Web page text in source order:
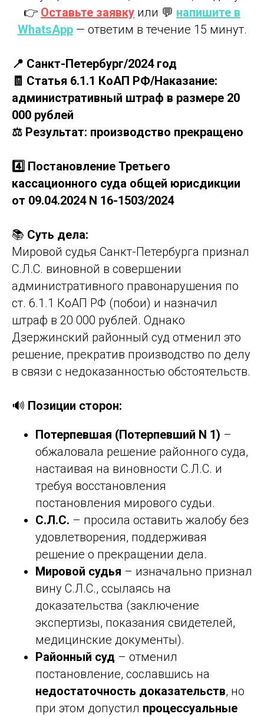
👉 Оставьте заявку или 💬 напишите в
WhatsApp— ответим в течение 15 минут.
📍 Санкт-Петербург/2024 год
🧾 Статья 6.1.1 КоАП РФ/Наказание:
административный штраф в размере 20
000 рублей
⚖️ Результат: производство прекращено
4️⃣ Постановление Третьего
кассационного суда общей юрисдикции
от 09.04.2024 N 16-1503/2024
📚 Суть дела:
Мировой судья Санкт-Петербурга признал
С.Л.С. виновной в совершении
административного правонарушения по
ст. 6.1.1 КоАП РФ (побои) и назначил
штраф в 20 000 рублей. Однако
Дзержинский районный суд отменил это
решение, прекратив производство по делу
в связи с недоказанностью обстоятельств.
🔊 Позиции сторон:
Потерпевшая (Потерпевший N 1) –
обжаловала решение районного суда,
настаивая на виновности С.Л.С. и
требуя восстановления
постановления мирового судьи.
С.Л.С. – просила оставить жалобу без
удовлетворения, поддерживая
решение о прекращении дела.
Мировой судья – изначально признал
вину С.Л.С., ссылаясь на
доказательства (заключение
экспертизы, показания свидетелей,
медицинские документы).
Районный суд – отменил
постановление, сославшись на
недостаточность доказательств, но
при этом допустил процессуальные